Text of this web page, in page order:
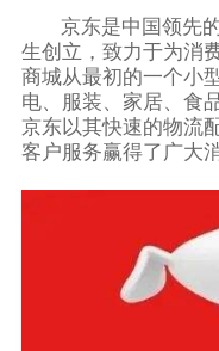
京东是中国领先
生创立，致力于为消
商城从最初的一个小
电、服装、家居、食
京东以其快速的物流
客户服务赢得了广大